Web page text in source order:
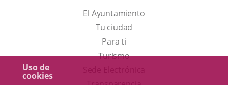
Uso de
cookies
El Ayuntamiento
Tu ciudad
Para ti
TurismoEste